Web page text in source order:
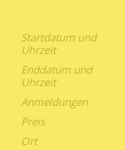
Startdatum und
Uhrzeit
Enddatum und
Uhrzeit
Anmeldungen
Preis
Ort